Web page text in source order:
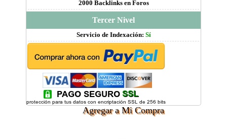
2000 Backlinks en Foros
Tercer Nivel
Servicio de Indexación: Sí
Agregar a Mi Compra